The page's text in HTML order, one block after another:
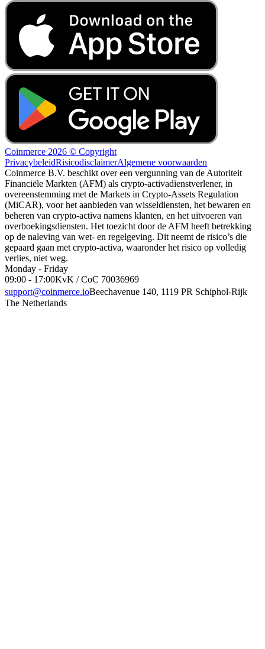
Coinmerce 2026 © Copyright
PrivacybeleidRisicodisclaimerAlgemene voorwaarden
Coinmerce B.V. beschikt over een vergunning van de Autoriteit
Financiële Markten (AFM) als crypto-activadienstverlener, in
overeenstemming met de Markets in Crypto-Assets Regulation
(MiCAR), voor het aanbieden van wisseldiensten, het bewaren en
beheren van crypto-activa namens klanten, en het uitvoeren van
overboekingsdiensten. Het toezicht door de AFM heeft betrekking
op de naleving van wet- en regelgeving. Dit neemt de risico’s die
gepaard gaan met crypto-activa, waaronder het risico op volledig
verlies, niet weg.
Monday - Friday
09:00 - 17:00KvK / CoC 70036969
support@coinmerce.ioBeechavenue 140, 1119 PR Schiphol-Rijk
The Netherlands